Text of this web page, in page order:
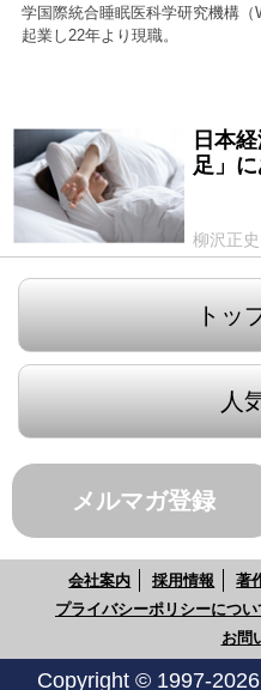
学国際統合睡眠医科学研究機構
起業し22年より現職。
2024/01/25
日本
足」に
柳沢正
トッ
人
メルマガ登録
会社案内 採用情報 著
プライバシーポリシーについ
お問
Copyright © 1997-